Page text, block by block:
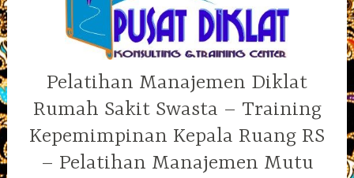
Pelatihan Manajemen Diklat
Rumah Sakit Swasta – Training
Kepemimpinan Kepala Ruang RS
– Pelatihan Manajemen Mutu